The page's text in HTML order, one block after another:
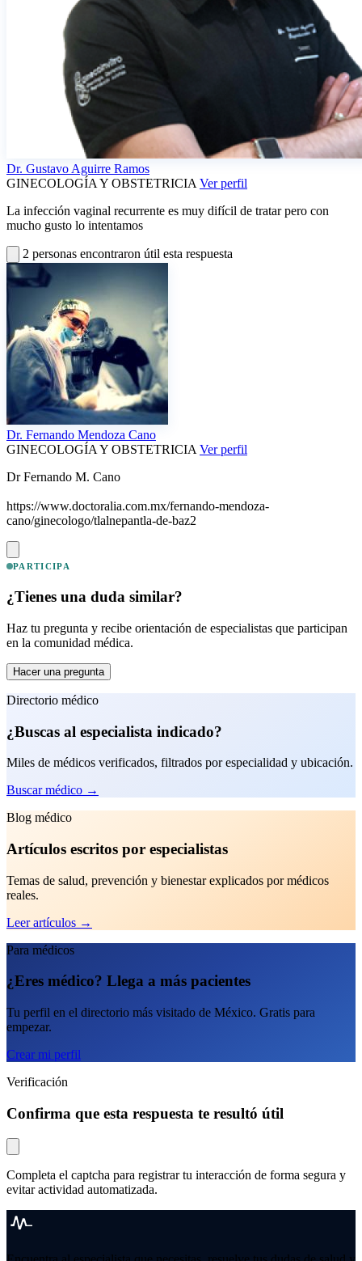
Dr. Gustavo Aguirre Ramos
GINECOLOGÍA Y OBSTETRICIA Ver perfil
La infección vaginal recurrente es muy difícil de tratar pero con
mucho gusto lo intentamos
2 personas encontraron útil esta respuesta
Dr. Fernando Mendoza Cano
GINECOLOGÍA Y OBSTETRICIA Ver perfil
Dr Fernando M. Cano
https://www.doctoralia.com.mx/fernando-mendoza-
cano/ginecologo/tlalnepantla-de-baz2
PARTICIPA
¿Tienes una duda similar?
Haz tu pregunta y recibe orientación de especialistas que participan
en la comunidad médica.
Hacer una pregunta
Directorio médico
¿Buscas al especialista indicado?
Miles de médicos verificados, filtrados por especialidad y ubicación.
Buscar médico →
Blog médico
Artículos escritos por especialistas
Temas de salud, prevención y bienestar explicados por médicos
reales.
Leer artículos →
Para médicos
¿Eres médico? Llega a más pacientes
Tu perfil en el directorio más visitado de México. Gratis para
empezar.
Crear mi perfil
Verificación
Confirma que esta respuesta te resultó útil
Completa el captcha para registrar tu interacción de forma segura y
evitar actividad automatizada.